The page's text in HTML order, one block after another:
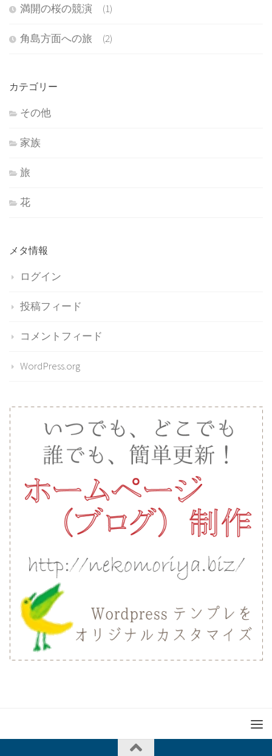
満開の桜の競演 (1)
角島方面への旅 (2)
カテゴリー
その他
家族
旅
花
メタ情報
ログイン
投稿フィード
コメントフィード
WordPress.org